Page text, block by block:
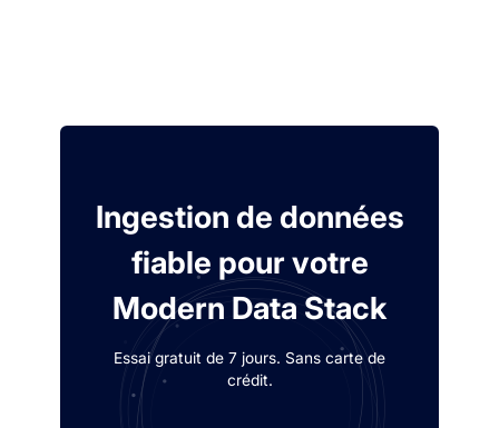
Ingestion de données
fiable pour votre
Modern Data Stack
Essai gratuit de 7 jours. Sans carte de
crédit.